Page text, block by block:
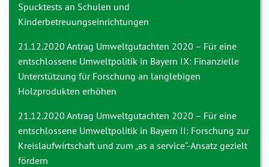
Spucktests an Schulen und
Kinderbetreuungseinrichtungen
21.12.2020 Antrag Umweltgutachten 2020 – Für eine
entschlossene Umweltpolitik in Bayern IX: Finanzielle
Unterstützung für Forschung an langlebigen
Holzprodukten erhöhen
21.12.2020 Antrag Umweltgutachten 2020 – Für eine
entschlossene Umweltpolitik in Bayern II: Forschung zur
Kreislaufwirtschaft und zum „as a service“-Ansatz gezielt
fördern